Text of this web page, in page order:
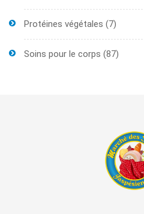
Protéines végétales (7)
Soins pour le corps (87)